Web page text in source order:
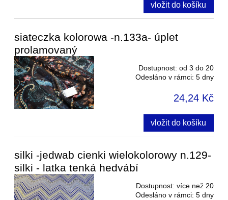
vložit do košíku
siateczka kolorowa -n.133a- úplet
prolamovaný
Dostupnost: od 3 do 20
Odesláno v rámci: 5 dny
24,24 Kč
vložit do košíku
silki -jedwab cienki wielokolorowy n.129-
silki - latka tenká hedvábí
Dostupnost: více než 20
Odesláno v rámci: 5 dny